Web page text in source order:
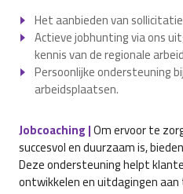
Het aanbieden van
Actieve jobhunting via ons
kennis van de regionale
Persoonlijke ondersteuning
arbeidsplaatsen.
Jobcoaching |Om ervoor te
succesvol en duurzaam is,
Deze ondersteuning helpt
ontwikkelen en uitdagingen aan